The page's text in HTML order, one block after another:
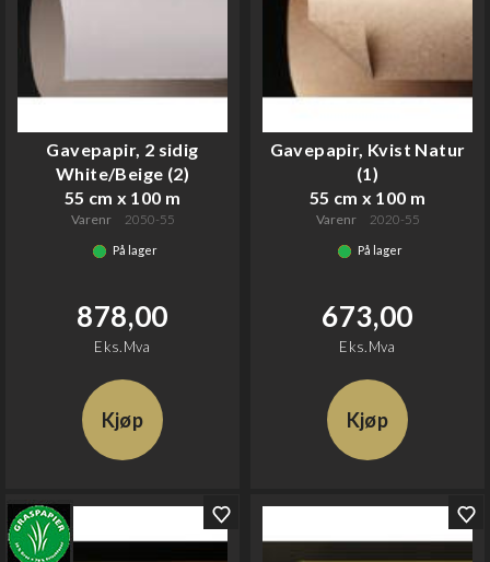
Gavepapir, 2 sidig
White/Beige (2)
55 cm x 100 m
Varenr 2050-55
På lager
878,00
Eks.Mva
Kjøp
Gavepapir, Kvist Natur
(1)
55 cm x 100 m
Varenr 2020-55
På lager
673,00
Eks.Mva
Kjøp